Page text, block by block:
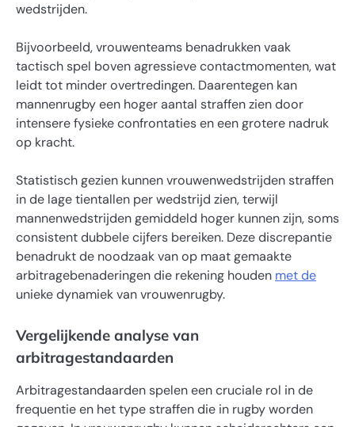
wedstrijden.
Bijvoorbeeld, vrouwenteams benadrukken vaak
tactisch spel boven agressieve contactmomenten, wat
leidt tot minder overtredingen. Daarentegen kan
mannenrugby een hoger aantal straffen zien door
intensere fysieke confrontaties en een grotere nadruk
op kracht.
Statistisch gezien kunnen vrouwenwedstrijden straffen
in de lage tientallen per wedstrijd zien, terwijl
mannenwedstrijden gemiddeld hoger kunnen zijn, soms
consistent dubbele cijfers bereiken. Deze discrepantie
benadrukt de noodzaak van op maat gemaakte
arbitragebenaderingen die rekening houden met de
unieke dynamiek van vrouwenrugby.
Vergelijkende analyse van
arbitragestandaarden
Arbitragestandaarden spelen een cruciale rol in de
frequentie en het type straffen die in rugby worden